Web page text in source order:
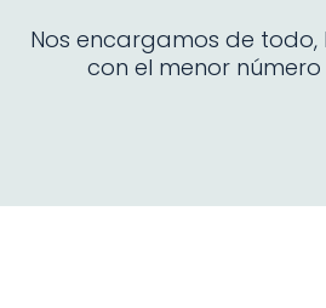
Nos encargamos de todo,
con el menor